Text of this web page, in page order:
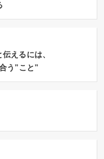
えるには、
う”こと”